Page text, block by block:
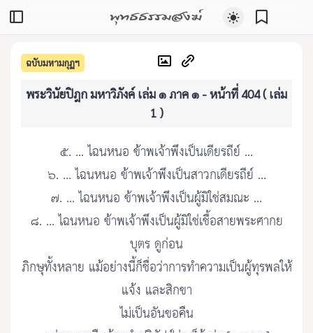
พุทธธรรมสงฆ์
ฉบับมหามกุฏฯ
พระวินัยปิฎก มหาวิภังค์ เล่ม ๑ ภาค ๑ - หน้าที่ 404 ( เล่ม
1 )
๕. ... ไฉนหนอ ข้าพเจ้าพึงเป็นเดียรถีย์ ...
๖. ... ไฉนหนอ ข้าพเจ้าพึงเป็นสาวกเดียรถีย์ ...
๗. ... ไฉนหนอ ข้าพเจ้าพึงเป็นผู้มิใช่สมณะ ...
๘. ... ไฉนหนอ ข้าพเจ้าพึงเป็นผู้มิใช่เชื้อสายพระศากย
บุตร ดูก่อน
ภิกษุทั้งหลาย แม้อย่างนี้ก็ชื่อว่าการทำความเป็นผู้ทุรพลให้
แจ้ง และสิกขา
ไม่เป็นอันขอคืน